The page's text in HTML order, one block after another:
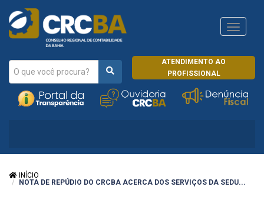
ATENDIMENTO AO
PROFISSIONAL
CRCRJ
INÍCIO
NOTA DE REPÚDIO DO CRCBA ACERCA DOS SERVIÇOS DA SEDU...